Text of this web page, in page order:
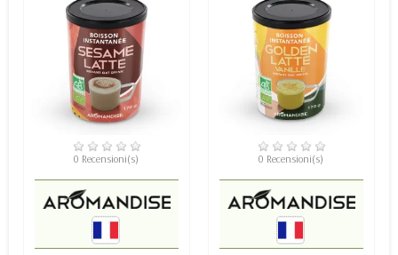
NON DISPONIBILE
0 Recensioni(s)
DISPONIBILE
0 Recensioni(s)